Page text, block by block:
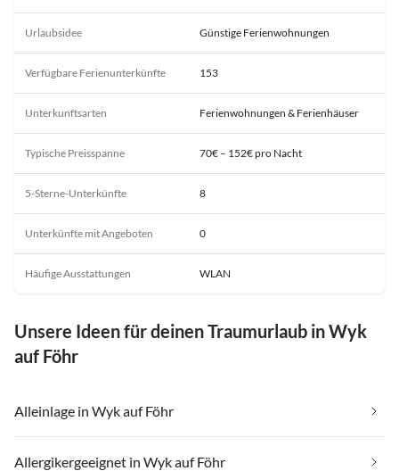
Urlaubsidee Günstige Ferienwohnungen
Verfügbare Ferienunterkünfte 153
Unterkunftsarten Ferienwohnungen & Ferienhäuser
Typische Preisspanne 70€ – 152€ pro Nacht
5-Sterne-Unterkünfte 8
Unterkünfte mit Angeboten 0
Häufige Ausstattungen WLAN
Unsere Ideen für deinen Traumurlaub in Wyk
auf Föhr
Alleinlage in Wyk auf Föhr
Allergikergeeignet in Wyk auf Föhr